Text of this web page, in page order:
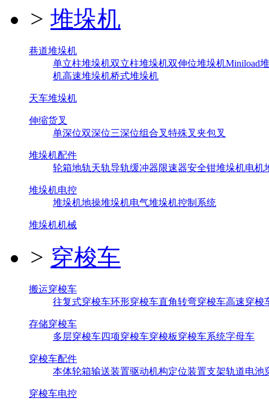
> 堆垛机
巷道堆垛机
单立柱堆垛机双立柱堆垛机双伸位堆垛机Miniload
机高速堆垛机桥式堆垛机
天车堆垛机
伸缩货叉
单深位双深位三深位组合叉 特殊叉 夹包叉
堆垛机配件
轮箱地轨天轨导轨缓冲器限速器安全钳堆垛机电机
堆垛机电控
堆垛机地操堆垛机电气堆垛机控制系统
堆垛机机械
> 穿梭车
搬运穿梭车
往复式穿梭车环形穿梭车直角转弯穿梭车高速穿梭
存储穿梭车
多层穿梭车四项穿梭车穿梭板穿梭车系统字母车
穿梭车配件
本体轮箱输送装置驱动机构定位装置支架轨道电池
穿梭车电控